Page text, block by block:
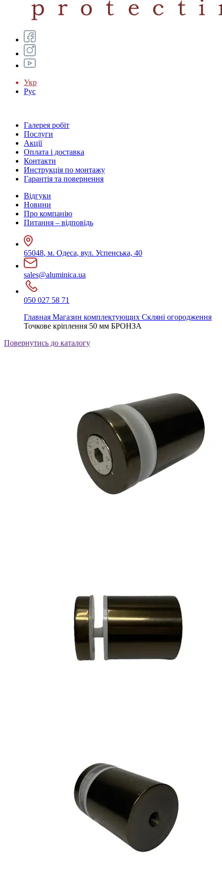
Укр
Рус
Галерея робіт
Послуги
Акції
Оплата і доставка
Контакти
Инструкція по монтажу
Гарантія та повернення
Відгуки
Новини
Про компанію
Питання – відповідь
65048, м. Одеса, вул. Успенська, 40
sales@aluminica.ua
050 027 58 71
Главная Магазин комплектующих Скляні огородження
Точкове кріплення 50 мм БРОНЗА
Повернутись до каталогу